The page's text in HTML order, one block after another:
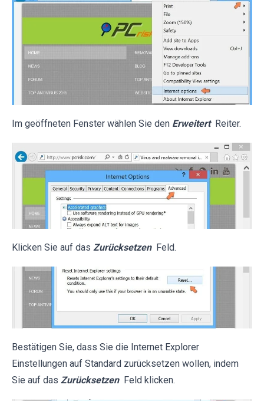
Im geöffneten Fenster wählen Sie den Erweitert Reiter.
Klicken Sie auf das Zurücksetzen Feld.
Bestätigen Sie, dass Sie die Internet Explorer
Einstellungen auf Standard zurücksetzen wollen, indem
Sie auf das Zurücksetzen Feld klicken.